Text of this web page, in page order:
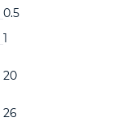
0.5
1
20
26